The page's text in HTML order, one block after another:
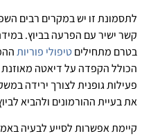
לתסמונת זו יש במקרים רבים
קשר ישיר עם הפרעה בביוץ.
בטרם מתחיליםטיפולי פוריות
הכולל הקפדה על דיאטה
פעילות גופנית לצורך ירידה
את בעיית ההורמונים ולהביא
קיימת אפשרות לסייע לבעיה